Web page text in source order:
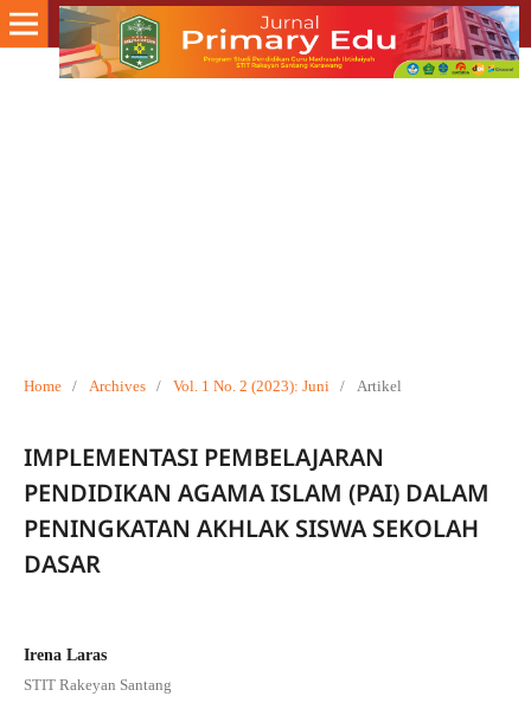
Home / Archives / Vol. 1 No. 2 (2023): Juni / Artikel
IMPLEMENTASI PEMBELAJARAN
PENDIDIKAN AGAMA ISLAM (PAI) DALAM
PENINGKATAN AKHLAK SISWA SEKOLAH
DASAR
Irena Laras
STIT Rakeyan Santang